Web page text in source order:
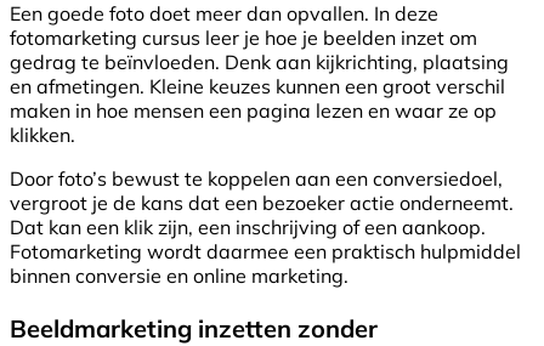
Een goede foto doet meer dan opvallen. In deze
fotomarketing cursus leer je hoe je beelden inzet om
gedrag te beïnvloeden. Denk aan kijkrichting, plaatsing
en afmetingen. Kleine keuzes kunnen een groot verschil
maken in hoe mensen een pagina lezen en waar ze op
klikken.
Door foto’s bewust te koppelen aan een conversiedoel,
vergroot je de kans dat een bezoeker actie onderneemt.
Dat kan een klik zijn, een inschrijving of een aankoop.
Fotomarketing wordt daarmee een praktisch hulpmiddel
binnen conversie en online marketing.
Beeldmarketing inzetten zonder